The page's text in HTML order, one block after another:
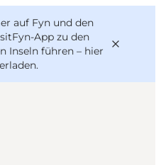
auf Fyn und den
App zu den
Inseln führen – hier
.